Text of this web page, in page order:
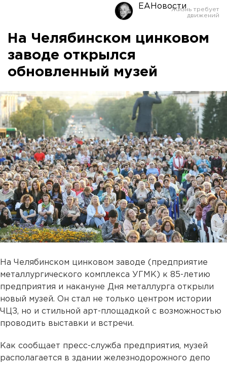
ЕАНовости
На Челябинском цинковом
заводе открылся
обновленный музей
На Челябинском цинковом заводе (предприятие
металлургического комплекса УГМК) к 85-летию
предприятия и накануне Дня металлурга открыли
новый музей. Он стал не только центром истории
ЧЦЗ, но и стильной арт-площадкой с возможностью
проводить выставки и встречи.
Как сообщает пресс-служба предприятия, музей
располагается в здании железнодорожного депо